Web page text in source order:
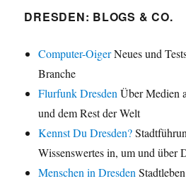
DRESDEN: BLOGS & CO.
Computer-OigerNeues und
Branche
Flurfunk DresdenÜber Medien
und dem Rest der Welt
Kennst Du Dresden?
Wissenswertes in, um und über
Menschen in Dresden